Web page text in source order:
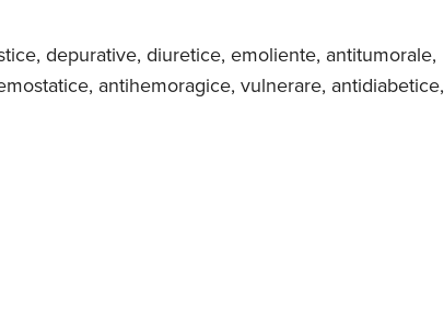
depurative, diuretice, emoliente, antitumorale,
antihemoragice, vulnerare, antidiabetice,